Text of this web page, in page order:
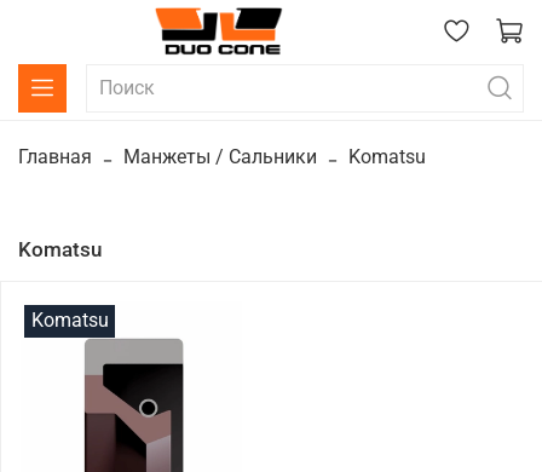
Главная Манжеты / Сальники Komatsu
Komatsu
Komatsu